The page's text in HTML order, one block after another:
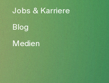
Jobs & Karriere
Blog
Medien